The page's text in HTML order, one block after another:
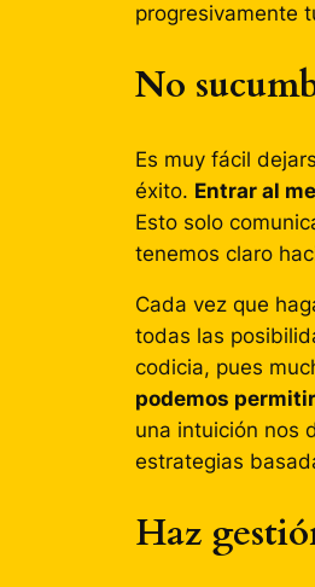
progresivamente
No
Es muy fácil
éxito. Entrar al
Esto solo
tenemos claro
Cada vez que
todas las
codicia, pues
podemos
una intuición nos
estrategias
Haz